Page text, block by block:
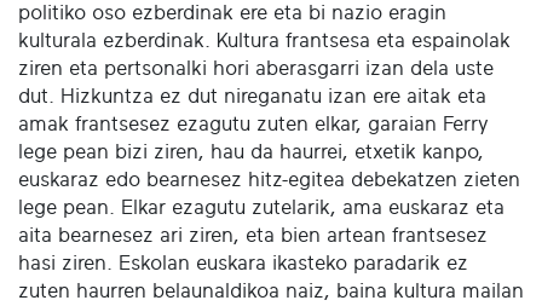
politiko oso ezberdinak ere eta bi nazio eragin
kulturala ezberdinak. Kultura frantsesa eta espainolak
ziren eta pertsonalki hori aberasgarri izan dela uste
dut. Hizkuntza ez dut nireganatu izan ere aitak eta
amak frantsesez ezagutu zuten elkar, garaian Ferry
lege pean bizi ziren, hau da haurrei, etxetik kanpo,
euskaraz edo bearnesez hitz-egitea debekatzen zieten
lege pean. Elkar ezagutu zutelarik, ama euskaraz eta
aita bearnesez ari ziren, eta bien artean frantsesez
hasi ziren. Eskolan euskara ikasteko paradarik ez
zuten haurren belaunaldikoa naiz, baina kultura mailan